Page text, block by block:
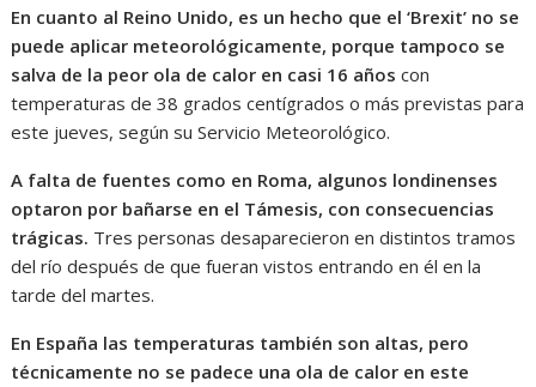
En cuanto al Reino Unido, es un hecho que el ‘Brexit’ no se
puede aplicar meteorológicamente, porque tampoco se
salva de la peor ola de calor en casi 16 años con
temperaturas de 38 grados centígrados o más previstas para
este jueves, según su Servicio Meteorológico.
A falta de fuentes como en Roma, algunos londinenses
optaron por bañarse en el Támesis, con consecuencias
trágicas. Tres personas desaparecieron en distintos tramos
del río después de que fueran vistos entrando en él en la
tarde del martes.
En España las temperaturas también son altas, pero
técnicamente no se padece una ola de calor en este